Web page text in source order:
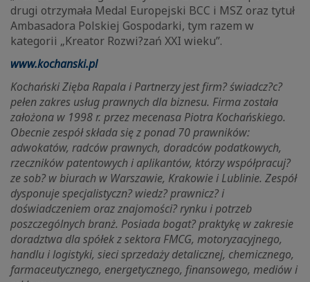
drugi otrzymała Medal Europejski BCC i MSZ oraz tytuł
Ambasadora Polskiej Gospodarki, tym razem w
kategorii „Kreator Rozwi?zań XXI wieku”.
www.kochanski.pl
Kochański Zięba Rapala i Partnerzy jest firm? świadcz?c?
pełen zakres usług prawnych dla biznesu. Firma została
założona w 1998 r. przez mecenasa Piotra Kochańskiego.
Obecnie zespół składa się z ponad 70 prawników:
adwokatów, radców prawnych, doradców podatkowych,
rzeczników patentowych i aplikantów, którzy współpracuj?
ze sob? w biurach w Warszawie, Krakowie i Lublinie. Zespół
dysponuje specjalistyczn? wiedz? prawnicz? i
doświadczeniem oraz znajomości? rynku i potrzeb
poszczególnych branż. Posiada bogat? praktykę w zakresie
doradztwa dla spółek z sektora FMCG, motoryzacyjnego,
handlu i logistyki, sieci sprzedaży detalicznej, chemicznego,
farmaceutycznego, energetycznego, finansowego, mediów i